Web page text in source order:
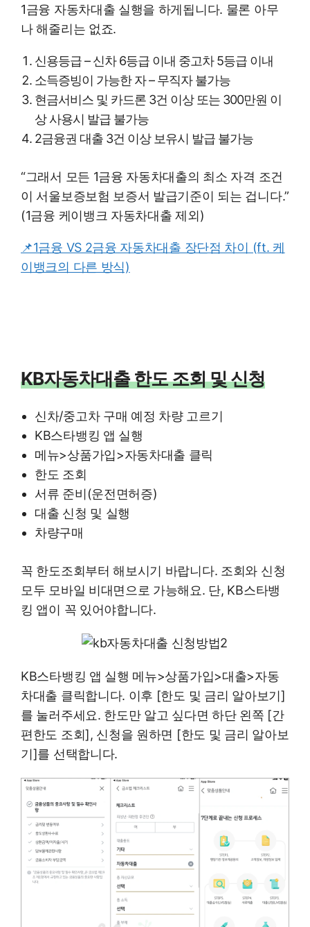
1금융 자동차대출 실행을 하게됩니다. 물론 아무
나 해줄리는 없죠.
신용등급 – 신차 6등급 이내 중고차 5등급 이내
소득증빙이 가능한 자 – 무직자 불가능
현금서비스 및 카드론 3건 이상 또는 300만원 이
상 사용시 발급 불가능
2금융권 대출 3건 이상 보유시 발급 불가능
“그래서 모든 1금융 자동차대출의 최소 자격 조건
이 서울보증보험 보증서 발급기준이 되는 겁니다.”
(1금융 케이뱅크 자동차대출 제외)
📌1금융 VS 2금융 자동차대출 장단점 차이 (ft. 케
이뱅크의 다른 방식)
KB자동차대출 한도 조회 및 신청
신차/중고차 구매 예정 차량 고르기
KB스타뱅킹 앱 실행
메뉴>상품가입>자동차대출 클릭
한도 조회
서류 준비(운전면허증)
대출 신청 및 실행
차량구매
꼭 한도조회부터 해보시기 바랍니다. 조회와 신청
모두 모바일 비대면으로 가능해요. 단, KB스타뱅
킹 앱이 꼭 있어야합니다.
KB스타뱅킹 앱 실행 메뉴>상품가입>대출>자동
차대출 클릭합니다. 이후 [한도 및 금리 알아보기]
를 눌러주세요. 한도만 알고 싶다면 하단 왼쪽 [간
편한도 조회], 신청을 원하면 [한도 및 금리 알아보
기]를 선택합니다.